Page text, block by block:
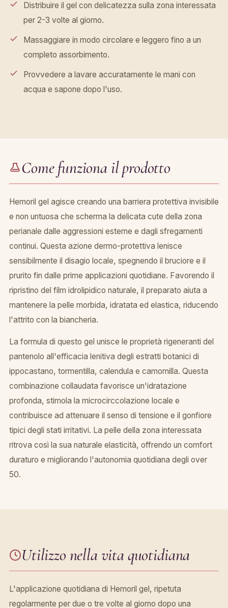
Distribuire il gel con delicatezza sulla zona interessata
per 2-3 volte al giorno.
Massaggiare in modo circolare e leggero fino a un
completo assorbimento.
Provvedere a lavare accuratamente le mani con
acqua e sapone dopo l'uso.
Come funziona il prodotto
Hemoril gel agisce creando una barriera protettiva invisibile
e non untuosa che scherma la delicata cute della zona
perianale dalle aggressioni esterne e dagli sfregamenti
continui. Questa azione dermo-protettiva lenisce
sensibilmente il disagio locale, spegnendo il bruciore e il
prurito fin dalle prime applicazioni quotidiane. Favorendo il
ripristino del film idrolipidico naturale, il preparato aiuta a
mantenere la pelle morbida, idratata ed elastica, riducendo
l'attrito con la biancheria.
La formula di questo gel unisce le proprietà rigeneranti del
pantenolo all'efficacia lenitiva degli estratti botanici di
ippocastano, tormentilla, calendula e camomilla. Questa
combinazione collaudata favorisce un'idratazione
profonda, stimola la microcirccolazione locale e
contribuisce ad attenuare il senso di tensione e il gonfiore
tipici degli stati irritativi. La pelle della zona interessata
ritrova così la sua naturale elasticità, offrendo un comfort
duraturo e migliorando l'autonomia quotidiana degli over
50.
Utilizzo nella vita quotidiana
L'applicazione quotidiana di Hemoril gel, ripetuta
regolarmente per due o tre volte al giorno dopo una